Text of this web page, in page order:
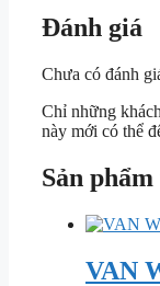
Đánh giá
Chưa có đánh
Chỉ những
này mới có thể
Sản
VAN